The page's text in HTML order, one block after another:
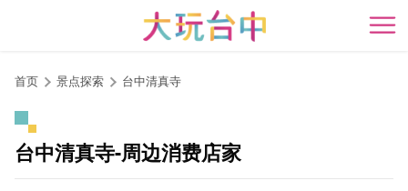
开
首页 景点探索 台中清真寺
台中清真寺-周边消费店家